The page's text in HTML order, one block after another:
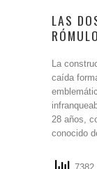
LAS
La
caída
28 años,
conocido